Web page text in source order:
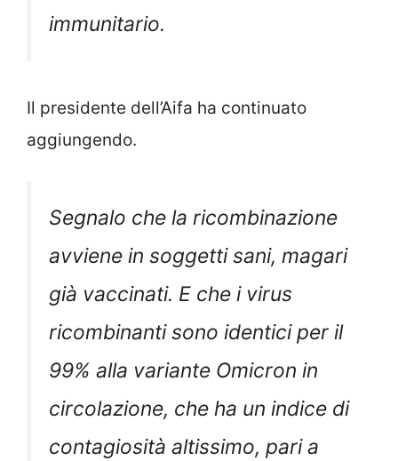
immunitario.
Il presidente dell’Aifa ha continuato
aggiungendo.
Segnalo che la ricombinazione
avviene in soggetti sani, magari
già vaccinati. E che i virus
ricombinanti sono identici per il
99% alla variante Omicron in
circolazione, che ha un indice di
contagiosità altissimo, pari a